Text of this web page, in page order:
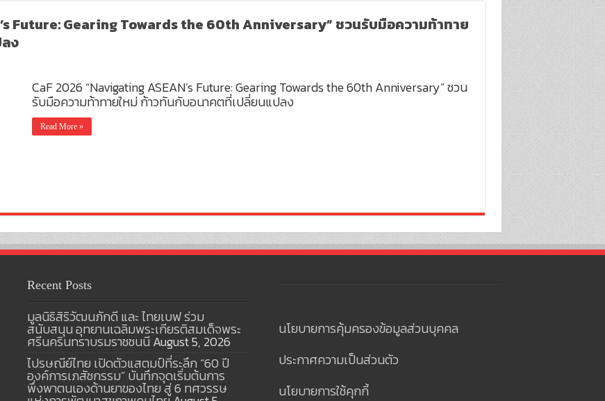
Future: Gearing Towards the 60th Anniversary” ชวนรับมือความท้าทาย
ง
CaF 2026 “Navigating ASEAN’s Future: Gearing Towards the 60th Anniversary” ชวน
รับมือความท้าทายใหม่ ก้าวทันกับอนาคตที่เปลี่ยนแปลง
Read More »
Recent Posts
มูลนิธิสิริวัฒนภักดี และ ไทยเบฟ ร่วม
สนับสนุน อุทยานเฉลิมพระเกียรติสมเด็จพระ
ศรีนครินทราบรมราชชนนี August 5, 2026
ไปรษณีย์ไทย เปิดตัวแสตมป์ที่ระลึก “60 ปี
องค์การเภสัชกรรม” บันทึกจุดเริ่มต้นการ
พึ่งพาตนเองด้านยาของไทย สู่ 6 ทศวรรษ
นโยบายการคุ้มครองข้อมูลส่วนบุคคล
ประกาศความเป็นส่วนตัว
นโยบายการใช้คุกกี้